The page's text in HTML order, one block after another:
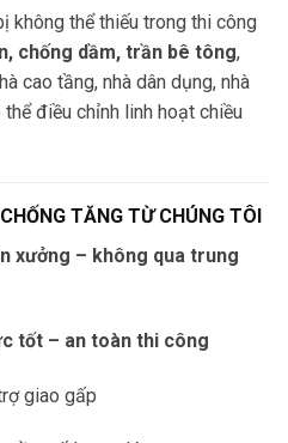
không thể thiếu trong thi công
chống dầm, trần bê tông,
cao tầng, nhà dân dụng, nhà
điều chỉnh linh hoạt chiều
TĂNG TỪ CHÚNG TÔI
xưởng – không qua trung
tốt – an toàn thi công
giao gấp